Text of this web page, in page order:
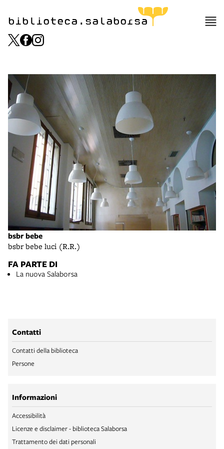
biblioteca.salaborsa
bsbr bebe
bsbr bebe luci (R.R.)
FA PARTE DI
La nuova Salaborsa
Contatti
Contatti della biblioteca
Persone
Informazioni
Accessibilità
Licenze e disclaimer - biblioteca Salaborsa
Trattamento dei dati personali